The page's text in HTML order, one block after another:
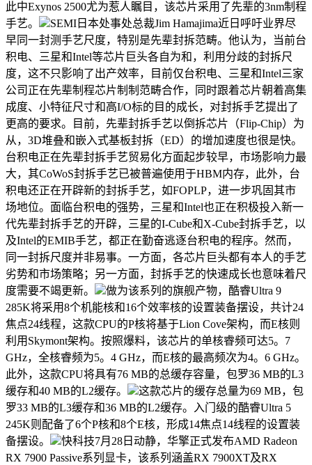
此中Exynos 2500尤为惹人瞩目，该芯片采用了先辈的3nm制程
手艺。
SEMI日本处事处总裁Jim Hamajima近日呼吁业界尽
早同一封测手艺尺度，特别是先辈封拆范畴。他认为，当前台
积电、三星和Intel等芯片巨头各自为和，利用分歧的封拆尺
度，这不只影响了出产效率，目前仅台积电、三星和Intel三家
公司正在先辈制程芯片制制范畴合作，同时跟着芯片朝着高集
成度、小特征尺寸和高I/O标的目的成长，对封拆手艺提出了
更高的要求。目前，先辈封拆手艺以倒拆芯片（Flip-Chip）为
从，3D堆叠和嵌入式基板封拆（ED）的增加速度也很是快。
台积电正在先辈封拆手艺贸易化方面起步较早，市场影响力最
大，其CoWoS封拆手艺已被普遍使用于HBM内存，此外，台
积电还正在开辟新的封拆手艺，如FOPLP，进一步巩固其市
场地位。面临台积电的强势，三星和Intel也正在积极投入新一
代先辈封拆手艺的开辟，三星的I-Cube和X-Cube封拆手艺，以
及Intel的EMIB手艺，都正在勤奋逃逐台积电的程序。然而，
同一封拆尺度并非易事。一方面，各芯片巨头都有本人的手艺
劣势和市场策略；另一方面，封拆手艺的快速成长也意味着尺
度需要不竭更新。
做为该系列的旗舰产物，酷睿Ultra 9
285K将采用8个机能核和16个效率核的设置装备摆设，共计24
焦点24线程，这款CPU的P核将基于Lion Cove架构，而E核则
利用Skymont架构。按照爆料，该芯片的单核睿频可达5。7
GHz，全核睿频为5。4 GHz，而E核的最高频次为4。6 GHz。
此外，这款CPU将具有76 MB的总缓存容量，包罗36 MB的L3
缓存和40 MB的L2缓存。
这款芯片的缓存总量为69 MB，包
罗33 MB的L3缓存和36 MB的L2缓存。入门级的酷睿Ultra 5
245K则配备了6个P核和8个E核，形成14焦点14线程的设置装
备摆设。
快科技7月28日动静，华擎正式发布AMD Radeon
RX 7900 Passive系列显卡，该系列涵盖RX 7900XT及RX